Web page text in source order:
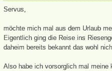
Servus,
möchte mich mal aus dem Urlaub
Eigentlich ging die Reise ins
daheim bereits bekannt das wohl
Also habe ich vorsorglich mal